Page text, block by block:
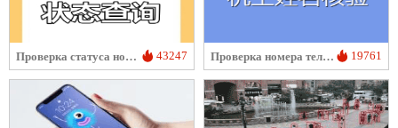
Проверка статуса номера телефона 43247 Проверка номера телефона и имени 19761